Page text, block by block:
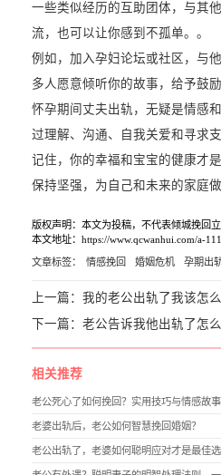
一些类似经历的互助团体，与其
流，也可以让你感到不孤单。。
例如，加入孕妇论坛或社区，与
多人愿意倾听你的故事，给予鼓励
怀孕期间丈夫出轨，无疑是情感
过理解、沟通、自我关爱和寻求
记住，你的幸福和宝宝的健康才
保持坚强，为自己和未来的家庭
版权声明：本文为投稿，不代表倾城挽回
本文地址：https://www.qcwanhui.com/a-
文章标签： 情感挽回 婚姻危机 孕期出
上一篇： 我的老公出轨了我该怎
下一篇： 老公告诉我他出轨了怎
相关推荐
老公死心了如何挽回？实用技巧与情感故
老婆出轨后，老公如何智慧挽回婚姻？
老公出轨了，老婆如何聪明应对才是最佳选